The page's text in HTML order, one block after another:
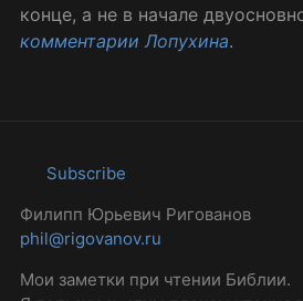
конце, а не в начале
комментарии Лопухина.
Subscribe
Филипп Юрьевич Ригованов
phil@rigovanov.ru
Мои заметки при чтении Библии.